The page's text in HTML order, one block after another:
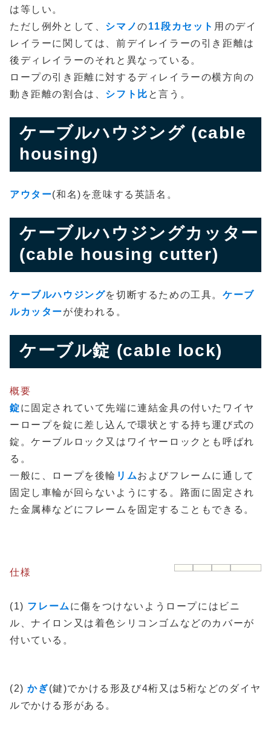
は等しい。
ただし例外として、 シマノの11段カセット 用のデイ
レイラーに関しては、前デイレイラーの引き距離は
後ディレイラーのそれと異なっている。
ロープの引き距離に対するディレイラーの横方向の
動き距離の割合は、 シフト比 と言う。
ケーブルハウジング (cable
housing)
アウター(和名)を意味する英語名。
ケーブルハウジングカッター
(cable housing cutter)
ケーブルハウジングを切断するための工具。ケーブ
ルカッターが使われる。
ケーブル錠 (cable lock)
概要
錠に固定されていて先端に連結金具の付いたワイヤ
ーロープを錠に差し込んで環状とする持ち運び式の
錠。ケーブルロック又はワイヤーロックとも呼ばれ
る。
一般に、ロープを後輪 リムおよびフレームに通して
固定し車輪が回らないようにする。路面に固定され
た金属棒などにフレームを固定することもできる。
仕様
(1) フレーム に傷をつけないようロープにはビニ
ル、ナイロン又は着色シリコンゴムなどのカバーが
付いている。
(2)かぎ(鍵)でかける形及び4桁又は5桁などのダイヤ
ルでかける形がある。